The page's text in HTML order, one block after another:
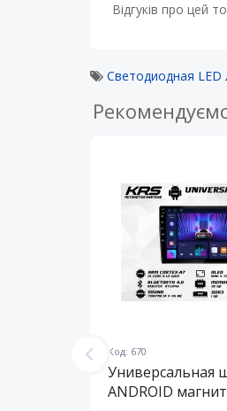
Відгуків про цей
Светодиодная LED
Код: 670
Универсальная
ANDROID